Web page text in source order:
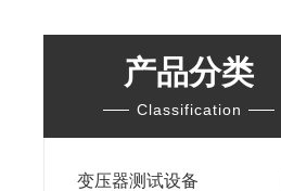
产品分类
Classification
变压器测试设备